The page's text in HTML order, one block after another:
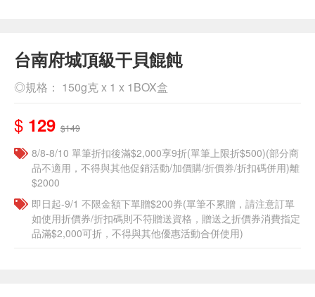
台南府城頂級干貝餛飩
◎規格： 150g克 x 1 x 1BOX盒
$ 129 $149
8/8-8/10 單筆折扣後滿$2,000享9折(單筆上限折$500)(部分商
品不適用，不得與其他促銷活動/加價購/折價券/折扣碼併用)離
$2000
即日起-9/1 不限金額下單贈$200券(單筆不累贈，請注意訂單
如使用折價券/折扣碼則不符贈送資格，贈送之折價券消費指定
品滿$2,000可折，不得與其他優惠活動合併使用)